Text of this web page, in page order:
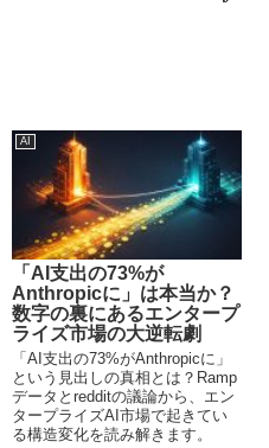
AI
「AI支出の73%が
Anthropicに」は本当か？
数字の裏にあるエンタープ
ライズ市場の大逆転劇
「AI支出の73%がAnthropicに」
という見出しの真相とは？Ramp
データとredditの議論から、エン
タープライズAI市場で起きてい
る構造変化を読み解きます。